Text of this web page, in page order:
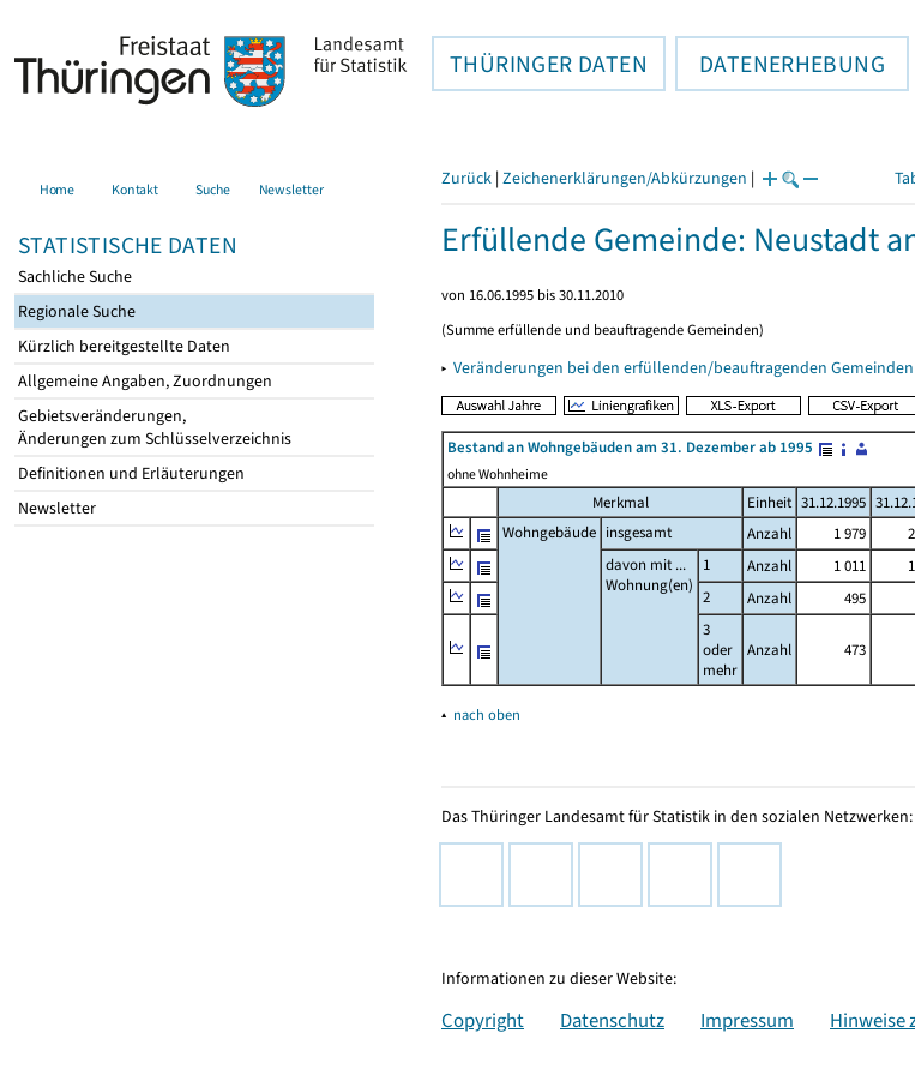
THÜRINGER DATEN DATENERHEBUNG
Home Kontakt Suche Newsletter
STATISTISCHE DATEN
Sachliche Suche
Regionale Suche
Kürzlich bereitgestellte Daten
Allgemeine Angaben, Zuordnungen
Gebietsveränderungen,
Änderungen zum Schlüsselverzeichnis
Definitionen und Erläuterungen
Newsletter
Zurück | Zeichenerklärungen/Abkürzungen |
Erfüllende Gemeinde: Neustadt
von 16.06.1995 bis 30.11.2010
(Summe erfüllende und beauftragende Gemeinden)
▸ Veränderungen bei den erfüllenden/beauftragenden Gemeinden
Bestand an Wohngebäuden am 31. Dezember ab 1995
ohne Wohnheime
Merkmal Einheit 31.12.1995
Wohngebäude insgesamt Anzahl 1 979
davon mit ...
Wohnung(en)
1 Anzahl 1 011
2
Anzahl 495
3
oder
mehr
Anzahl 473
▴ nach oben
Das Thüringer Landesamt für Statistik in den sozialen Netzwerken:
Informationen zu dieser Website:
Copyright Datenschutz Impressum Hinweise